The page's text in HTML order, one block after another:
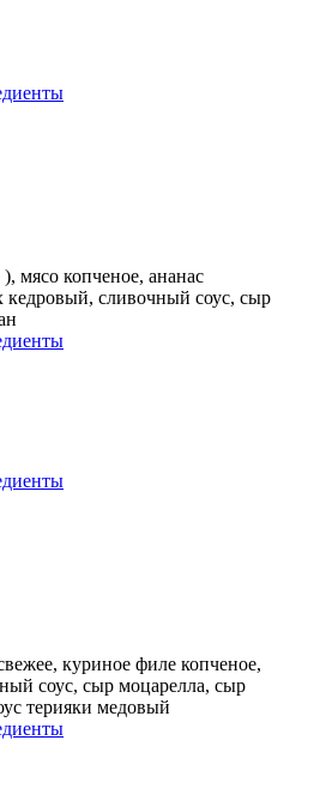
мясо копченое, ананас
кедровый, сливочный соус, сыр
куриное филе копченое,
соус, сыр моцарелла, сыр
терияки медовый